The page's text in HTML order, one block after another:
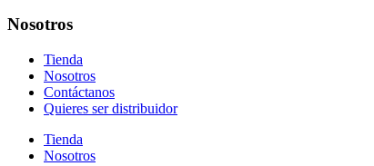
Nosotros
Tienda
Nosotros
Contáctanos
Quieres ser distribuidor
Tienda
Nosotros